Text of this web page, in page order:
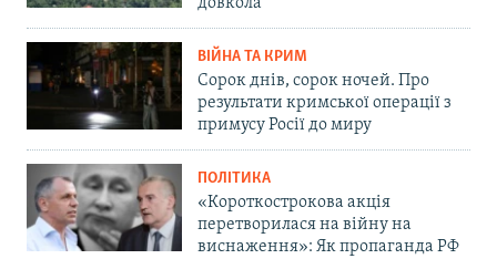
довкола
ВІЙНА ТА КРИМ
Сорок днів, сорок ночей. Про
результати кримської операції з
примусу Росії до миру
ПОЛІТИКА
«Короткострокова акція
перетворилася на війну на
виснаження»: Як пропаганда РФ